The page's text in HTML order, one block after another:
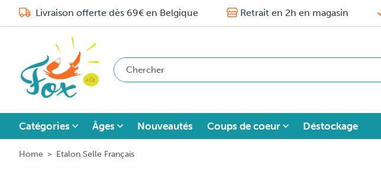
Livraison offerte dès 69€ en Belgique Retrait en 2h en magasin
Catégories Âges Nouveautés Coups de coeur Déstockage
Home > Etalon Selle Français